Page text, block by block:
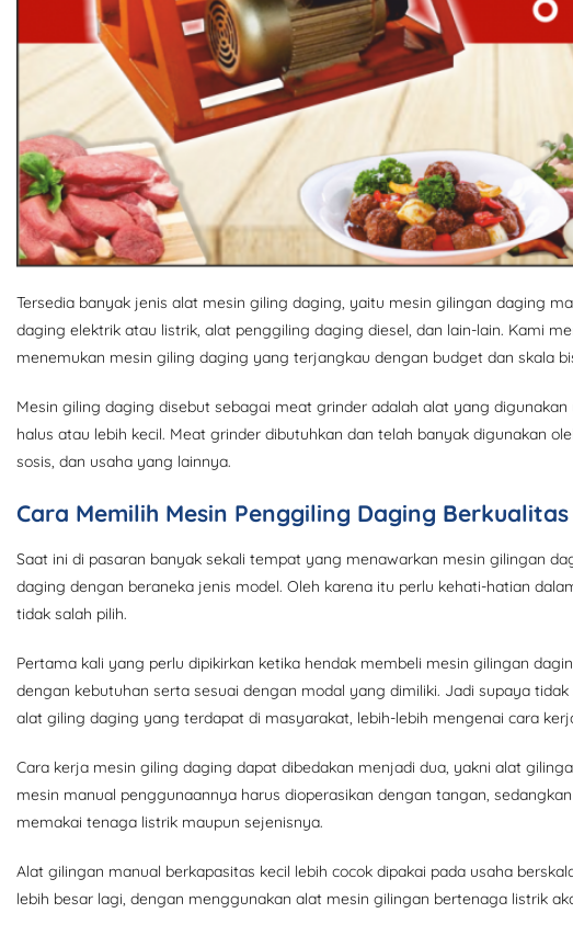
Tersedia banyak jenis alat mesin giling daging, yaitu mesin gilingan daging
daging elektrik atau listrik, alat penggiling daging diesel, dan lain-lain. Kami
menemukan mesin giling daging yang terjangkau dengan budget dan skala
Mesin giling daging disebut sebagai meat grinder adalah alat yang
halus atau lebih kecil. Meat grinder dibutuhkan dan telah banyak digunakan
sosis, dan usaha yang lainnya.
Cara Memilih Mesin Penggiling Daging Berkualitas
Saat ini di pasaran banyak sekali tempat yang menawarkan mesin gilingan
daging dengan beraneka jenis model. Oleh karena itu perlu kehati-hatian
tidak salah pilih.
Pertama kali yang perlu dipikirkan ketika hendak membeli mesin gilingan
dengan kebutuhan serta sesuai dengan modal yang dimiliki. Jadi supaya
alat giling daging yang terdapat di masyarakat, lebih-lebih mengenai cara
Cara kerja mesin giling daging dapat dibedakan menjadi dua, yakni alat
mesin manual penggunaannya harus dioperasikan dengan tangan,
memakai tenaga listrik maupun sejenisnya.
Alat gilingan manual berkapasitas kecil lebih cocok dipakai pada usaha
lebih besar lagi, dengan menggunakan alat mesin gilingan bertenaga listrik